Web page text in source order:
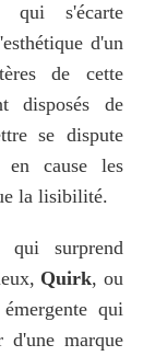
qui s'écarte
d'un
de cette
disposés de
se dispute
en cause les
la lisibilité.
surprend
Quirk, ou
qui
marque